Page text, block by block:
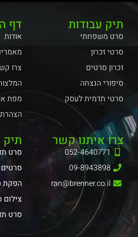
דף
אודות
צרו
מפת
תיק עבודות
סרט משפחתי
סרטי זכרון
זכרון סרטים
סיפורי הנצחה
סרטי תדמית לעסק
תיק
סרט
הפקת
סרט
צרו איתנו קשר
052-4640771
09-8943898
ran@brenner.co.il